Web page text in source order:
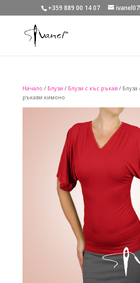
+359 889 00 14 07
Начало / Блузи / Блузи с къс ръкав/ Блуза
ръкави кимоно